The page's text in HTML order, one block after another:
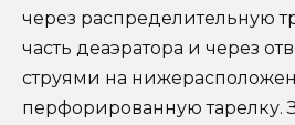
через распределительную
часть деаэратора и через
струями на
перфорированную тарелку.